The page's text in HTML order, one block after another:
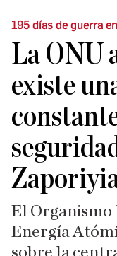
195 días de guerra
La ONU
existe
El
Energía
sobre la